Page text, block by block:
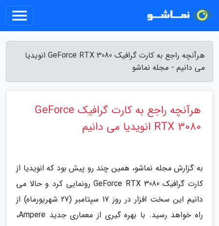
هرآنچه راجع به کارت گرافیک GeForce RTX 3080 انویدیا
می دانیم - مجله نماشو
هرآنچه راجع به کارت گرافیک GeForce
RTX 3080 انویدیا می دانیم
به گزارش مجله نماشو، همین چند رو پیش بود که انویدیا از
کارت گرافیک GeForce RTX 3080 رونمایی کرد و حالا می
دانیم این سخت افزار در روز 17 سپتامبر (27 شهریورماه) از
راه خواهد رسید. با بهره گیری از معماری جدید Ampere،